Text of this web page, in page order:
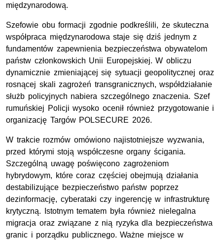
międzynarodową.
Szefowie obu formacji zgodnie podkreślili, że skuteczna
współpraca międzynarodowa staje się dziś jednym z
fundamentów zapewnienia bezpieczeństwa obywatelom
państw członkowskich Unii Europejskiej. W obliczu
dynamicznie zmieniającej się sytuacji geopolitycznej oraz
rosnącej skali zagrożeń transgranicznych, współdziałanie
służb policyjnych nabiera szczególnego znaczenia. Szef
rumuńskiej Policji wysoko ocenił również przygotowanie i
organizację Targów POLSECURE 2026.
W trakcie rozmów omówiono najistotniejsze wyzwania,
przed którymi stoją współczesne organy ścigania.
Szczególną uwagę poświęcono zagrożeniom
hybrydowym, które coraz częściej obejmują działania
destabilizujące bezpieczeństwo państw poprzez
dezinformację, cyberataki czy ingerencję w infrastrukturę
krytyczną. Istotnym tematem była również nielegalna
migracja oraz związane z nią ryzyka dla bezpieczeństwa
granic i porządku publicznego. Ważne miejsce w